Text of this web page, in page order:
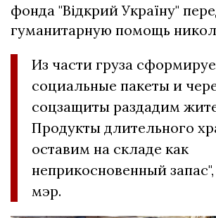
фонда "Відкрий Україну"
гуманитарную помощь
Из части груза
социальные пакеты и
соцзащиты раздадим
Продукты длительного
оставим на складе как
неприкосновенный
мэр.